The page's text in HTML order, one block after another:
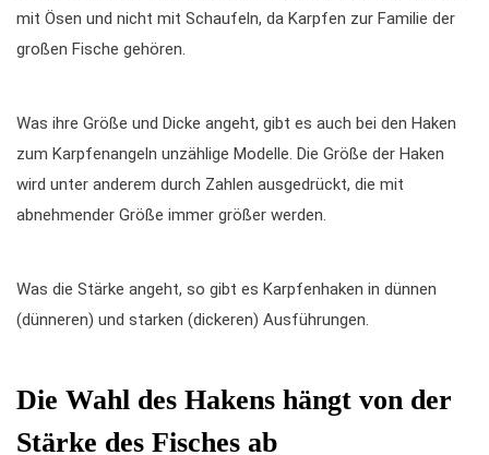
mit Ösen und nicht mit Schaufeln, da Karpfen zur Familie der
großen Fische gehören.
Was ihre Größe und Dicke angeht, gibt es auch bei den Haken
zum Karpfenangeln unzählige Modelle. Die Größe der Haken
wird unter anderem durch Zahlen ausgedrückt, die mit
abnehmender Größe immer größer werden.
Was die Stärke angeht, so gibt es Karpfenhaken in dünnen
(dünneren) und starken (dickeren) Ausführungen.
Die Wahl des Hakens hängt von der
Stärke des Fisches ab